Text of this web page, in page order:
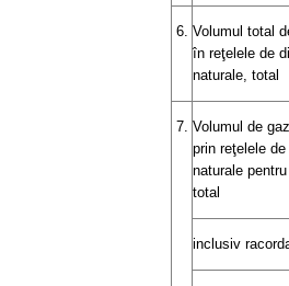
6. Volumul total
în reţelele de
naturale, total
7. Volumul de
prin reţelele
naturale
total
inclusiv